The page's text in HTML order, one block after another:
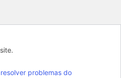
problemas do